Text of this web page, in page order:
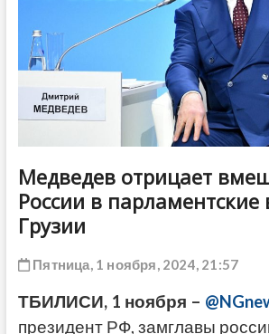
Медведев отрицает
России в
Грузии
Пятница, 1 ноября, 2024, 21:57
ТБИЛИСИ, 1 ноября –
президент РФ, замглавы